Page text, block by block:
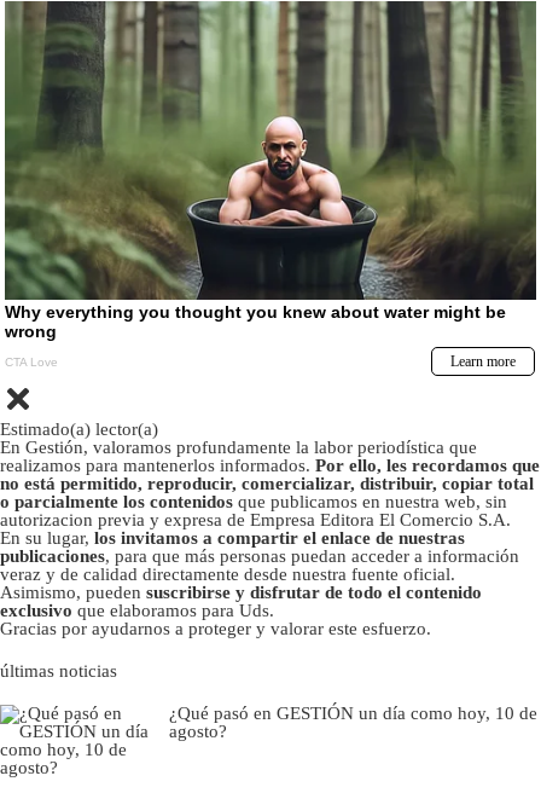
Estimado(a) lector(a)
En Gestión, valoramos profundamente la labor periodística que
realizamos para mantenerlos informados. Por ello, les recordamos que
no está permitido, reproducir, comercializar, distribuir, copiar total
o parcialmente los contenidos que publicamos en nuestra web, sin
autorizacion previa y expresa de Empresa Editora El Comercio S.A.
En su lugar, los invitamos a compartir el enlace de nuestras
publicaciones, para que más personas puedan acceder a información
veraz y de calidad directamente desde nuestra fuente oficial.
Asimismo, pueden suscribirse y disfrutar de todo el contenido
exclusivo que elaboramos para Uds.
Gracias por ayudarnos a proteger y valorar este esfuerzo.
últimas noticias
¿Qué pasó en GESTIÓN un día como hoy, 10 de
agosto?